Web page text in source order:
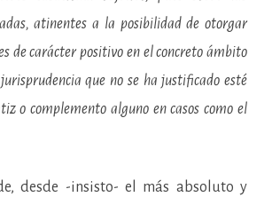
atinentes a la posibilidad de otorgar
de carácter positivo en el concreto ámbito
que no se ha justificado esté
o complemento alguno en casos como el
desde -insisto- el más absoluto y